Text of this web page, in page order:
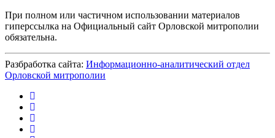
При полном или частичном использовании материалов
гиперссылка на Официальный сайт Орловской митрополии
обязательна.
Разбработка сайта: Информационно-аналитический отдел
Орловской митрополии